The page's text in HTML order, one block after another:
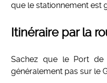
que le stationnement est
Itinéraire par la
Sachez que le Port
généralement pas sur le